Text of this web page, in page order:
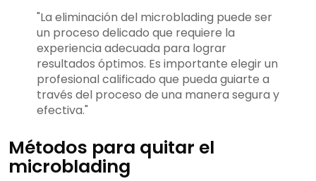
"La eliminación del microblading puede ser
un proceso delicado que requiere la
experiencia adecuada para lograr
resultados óptimos. Es importante elegir un
profesional calificado que pueda guiarte a
través del proceso de una manera segura y
efectiva."
Métodos para quitar el
microblading